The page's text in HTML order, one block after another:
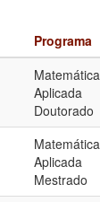
Programa
Matemática
Aplicada
Doutorado
Matemática
Aplicada
Mestrado